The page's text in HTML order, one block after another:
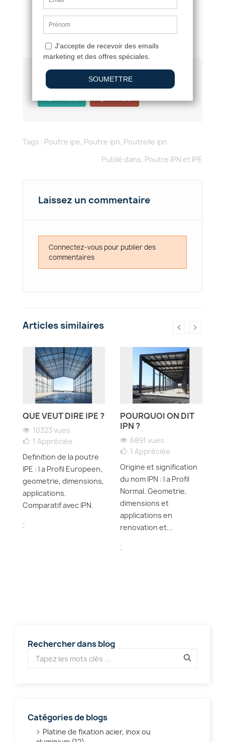
Quelle poutre IPN pour 6 m
Propriétés des poutres IPN en acier
Cet article vous a-t-il été utile?
Tags : Poutre ipe, Poutre ipn, Poutrelle ipn
Publié dans: Poutre IPN et IPE
Laissez un commentaire
Connectez-vous pour publier des
commentaires
Articles similaires
QUE VEUT DIRE IPE ?
10323 vues
1 Appréciée
Definition de la poutre
IPE : I a Profil Europeen,
geometrie, dimensions,
applications.
Comparatif avec IPN.
.
POURQUOI ON DIT
IPN ?
6891 vues
1 Appréciée
Origine et signification
du nom IPN : I a Profil
Normal. Geometrie,
dimensions et
applications en
renovation et...
.
Rechercher dans blog
Catégories de blogs
Platine de fixation acier, inox ou